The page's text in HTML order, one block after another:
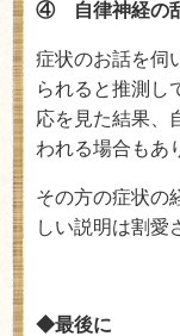
④ 自律神経の
症状のお話を伺
られると推測し
応を見た結果、
われる場合もあ
その方の症状の
しい説明は割愛
◆最後に